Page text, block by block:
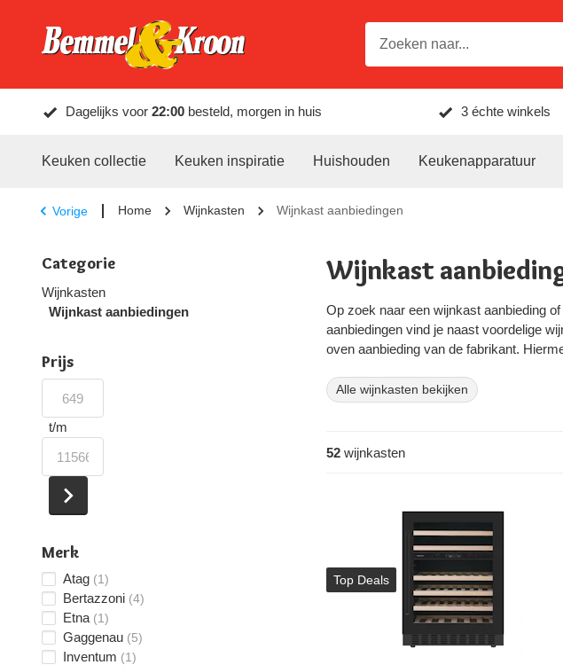
Dagelijks voor 22:00 besteld, morgen in huis 3 échte winkels
Keuken collectie Keuken inspiratie Huishouden Keukenapparatuur
Vorige Home Wijnkasten Wijnkast aanbiedingen
Wijnkast
Op zoek naar een wijnkast aanbieding
aanbiedingen vind je naast voordelige
oven aanbieding van de fabrikant.
Alle wijnkasten bekijken
52wijnkasten
Top Deals
Categorie
Wijnkasten
Wijnkast aanbiedingen
Prijs
t/m
Merk
Atag (1)
Bertazzoni (4)
Etna (1)
Gaggenau (5)
Inventum (1)